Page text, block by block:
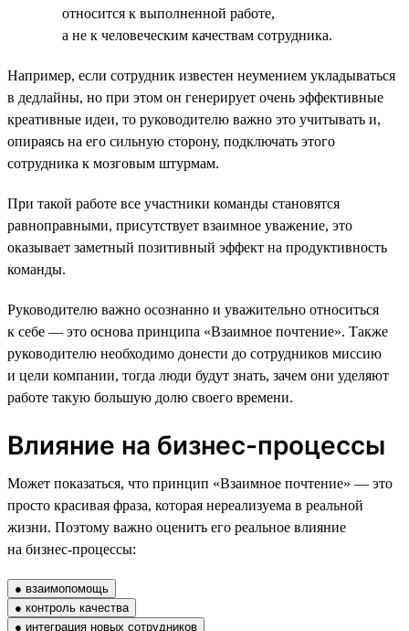
относится к выполненной работе,
а не к человеческим качествам сотрудника.
Например, если сотрудник известен неумением укладываться
в дедлайны, но при этом он генерирует очень эффективные
креативные идеи, то руководителю важно это учитывать и,
опираясь на его сильную сторону, подключать этого
сотрудника к мозговым штурмам.
При такой работе все участники команды становятся
равноправными, присутствует взаимное уважение, это
оказывает заметный позитивный эффект на продуктивность
команды.
Руководителю важно осознанно и уважительно относиться
к себе — это основа принципа «Взаимное почтение». Также
руководителю необходимо донести до сотрудников миссию
и цели компании, тогда люди будут знать, зачем они уделяют
работе такую большую долю своего времени.
Влияние на бизнес-процессы
Может показаться, что принцип «Взаимное почтение» — это
просто красивая фраза, которая нереализуема в реальной
жизни. Поэтому важно оценить его реальное влияние
на бизнес-процессы:
● взаимопомощь
● контроль качества
● интеграция новых сотрудников